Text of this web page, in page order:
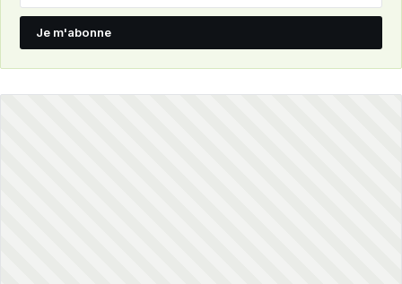
Je m'abonne